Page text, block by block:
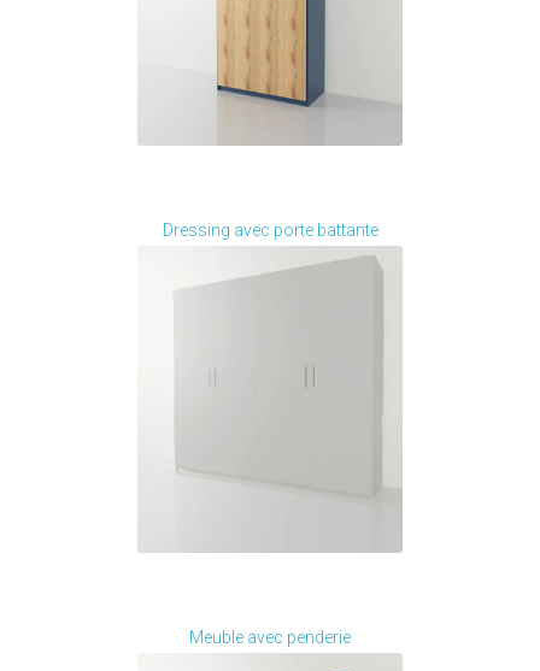
Dressing avec porte battante
Meuble avec penderie